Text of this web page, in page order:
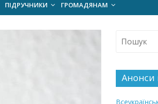
ПІДРУЧНИКИ ГРОМАДЯНАМ
Анонси